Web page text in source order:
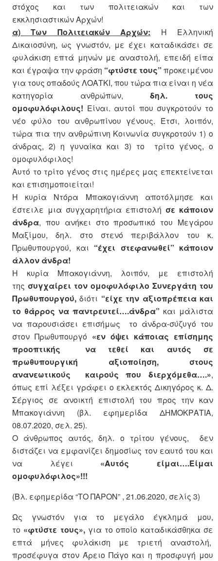
στόχος και των πολιτειακών και των
εκκλησιαστικών Αρχών!
α) Των Πολιτειακών Αρχών: Η Ελληνική
Δικαιοσύνη, ως γνωστόν, με έχει καταδικάσει σε
φυλάκιση επτά μηνών με αναστολή, επειδή είπα
και έγραψα την φράση “φτύστε τους” προκειμένου
για τους οπαδούς ΛΟΑΤΚΙ, που τώρα πια είναι η νέα
κατηγορία ανθρώπων,δηλ. τους
ομοφυλόφιλους! Είναι. αυτοί που συγκροτούν το
νέο φύλο του ανθρωπίνου γένους. Έτσι, λοιπόν,
τώρα πια την ανθρώπινη Κοινωνία συγκροτούν 1) ο
άνδρας, 2) η γυναίκα και 3) το τρίτο γένος, ο
ομοφυλόφιλος!
Αυτό το τρίτο γένος στις ημέρες μας επεκτείνεται
και επισημοποιείται!
Η κυρία Ντόρα Μπακογιάννη αποτόλμησε και
έστειλε μια συγχαρητήρια επιστολή σε κάποιον
άνδρα, που ανήκει στο προσωπικό του Μεγάρου
Μαξίμου, δηλ. στο στενό περιβάλλον του κ.
Πρωθυπουργού, και “έχει στεφανωθεί” κάποιον
άλλον άνδρα!
Η κυρία Μπακογιάννη, λοιπόν, με επιστολή
της συγχαίρει τον ομοφυλόφιλο Συνεργάτη του
Πρωθυπουργού, διότι “είχε την αξιοπρέπεια και
το θάρρος να παντρευτεί….άνδρα” και μάλιστα
να παρουσιάσει επισήμως το άνδρα-σύζυγό του
στον Πρωθυπουργό «εν όψει κάποιας επίσημης
προοπτικής να τεθεί και αυτός σε
πρωθυπουργική αξιοποίηση, στους
ανανεωτικούς καιρούς που διερχόμεθα….»,
όπως επί λέξει γράφει ο εκλεκτός Δικηγόρος κ. Δ.
Σέργιος σε ανοικτή επιστολή του προς την καν
Μπακογιάννη (βλ. εφημερίδα ΔΗΜΟΚΡΑΤΙΑ,
08.07.2020, σελ. 25).
Ο άνθρωπος αυτός, δηλ. ο τρίτου γένους, δεν
διστάζει να εμφανίζει δημοσίως τον εαυτό του και
να λέγει «Αυτός είμαι….Είμαι
ομοφυλόφιλος»!!!
(Βλ. εφημερίδα “ΤΟ ΠΑΡΟΝ” , 21.06.2020, σελίς 3)
Ως γνωστόν για το μεγάλο έγκλημά μου,
το «φτύστε τους», για το οποίο καταδικάσθηκα σε
επτά μήνες φυλάκιση με τριετή αναστολή,
προσέφυγα στον Άρειο Πάγο και η προσφυγή μου